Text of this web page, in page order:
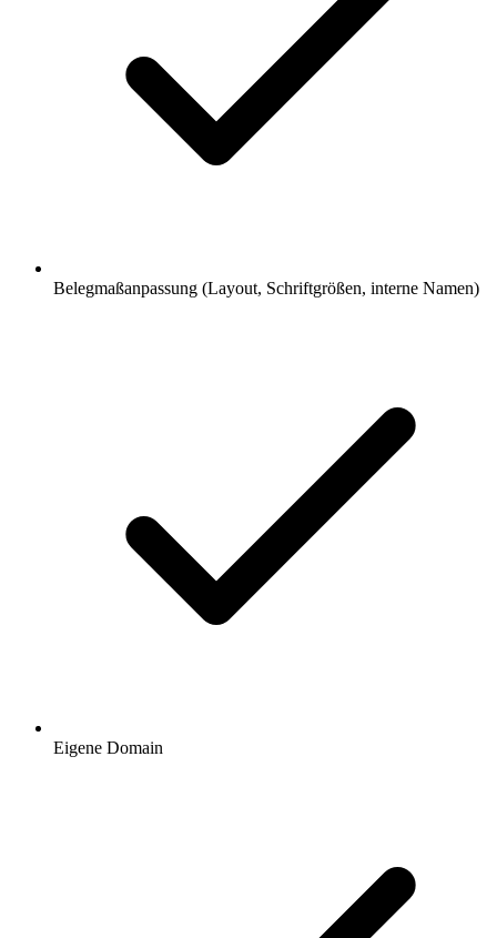
Belegmaßanpassung (Layout, Schriftgrößen, interne Namen)
Eigene Domain